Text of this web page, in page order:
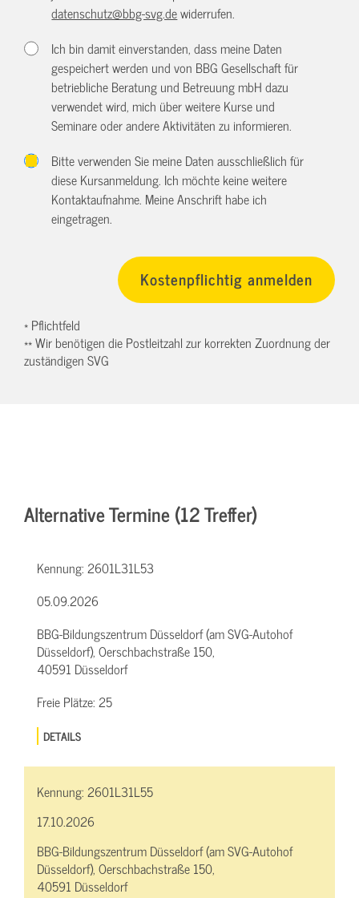
datenschutz@bbg-svg.dewiderrufen.
Ich bin damit einverstanden, dass meine Daten
gespeichert werden und von BBG Gesellschaft für
betriebliche Beratung und Betreuung mbH dazu
verwendet wird, mich über weitere Kurse und
Seminare oder andere Aktivitäten zu informieren.
Bitte verwenden Sie meine Daten ausschließlich für
diese Kursanmeldung. Ich möchte keine weitere
Kontaktaufnahme. Meine Anschrift habe ich
eingetragen.
* Pflichtfeld
** Wir benötigen die Postleitzahl zur korrekten Zuordnung der
zuständigen SVG
Alternative Termine (12 Treffer)
Kennung:2601L31L53
05.09.2026
BBG-Bildungszentrum Düsseldorf (am SVG-Autohof
Düsseldorf), Oerschbachstraße 150,
40591 Düsseldorf
Freie Plätze:25
DETAILS
Kennung:2601L31L55
17.10.2026
BBG-Bildungszentrum Düsseldorf (am SVG-Autohof
Düsseldorf), Oerschbachstraße 150,
40591 Düsseldorf